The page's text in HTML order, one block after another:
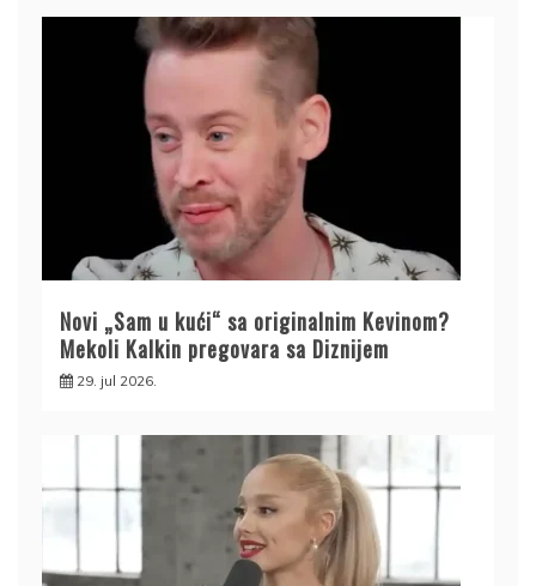
Novi „Sam u kući“ sa originalnim Kevinom?
Mekoli Kalkin pregovara sa Diznijem
29. jul 2026.